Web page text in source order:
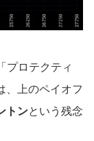
プロテクティ
、上のペイオフ
トンという残念